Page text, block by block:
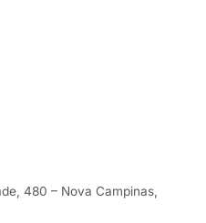
480 – Nova Campinas,